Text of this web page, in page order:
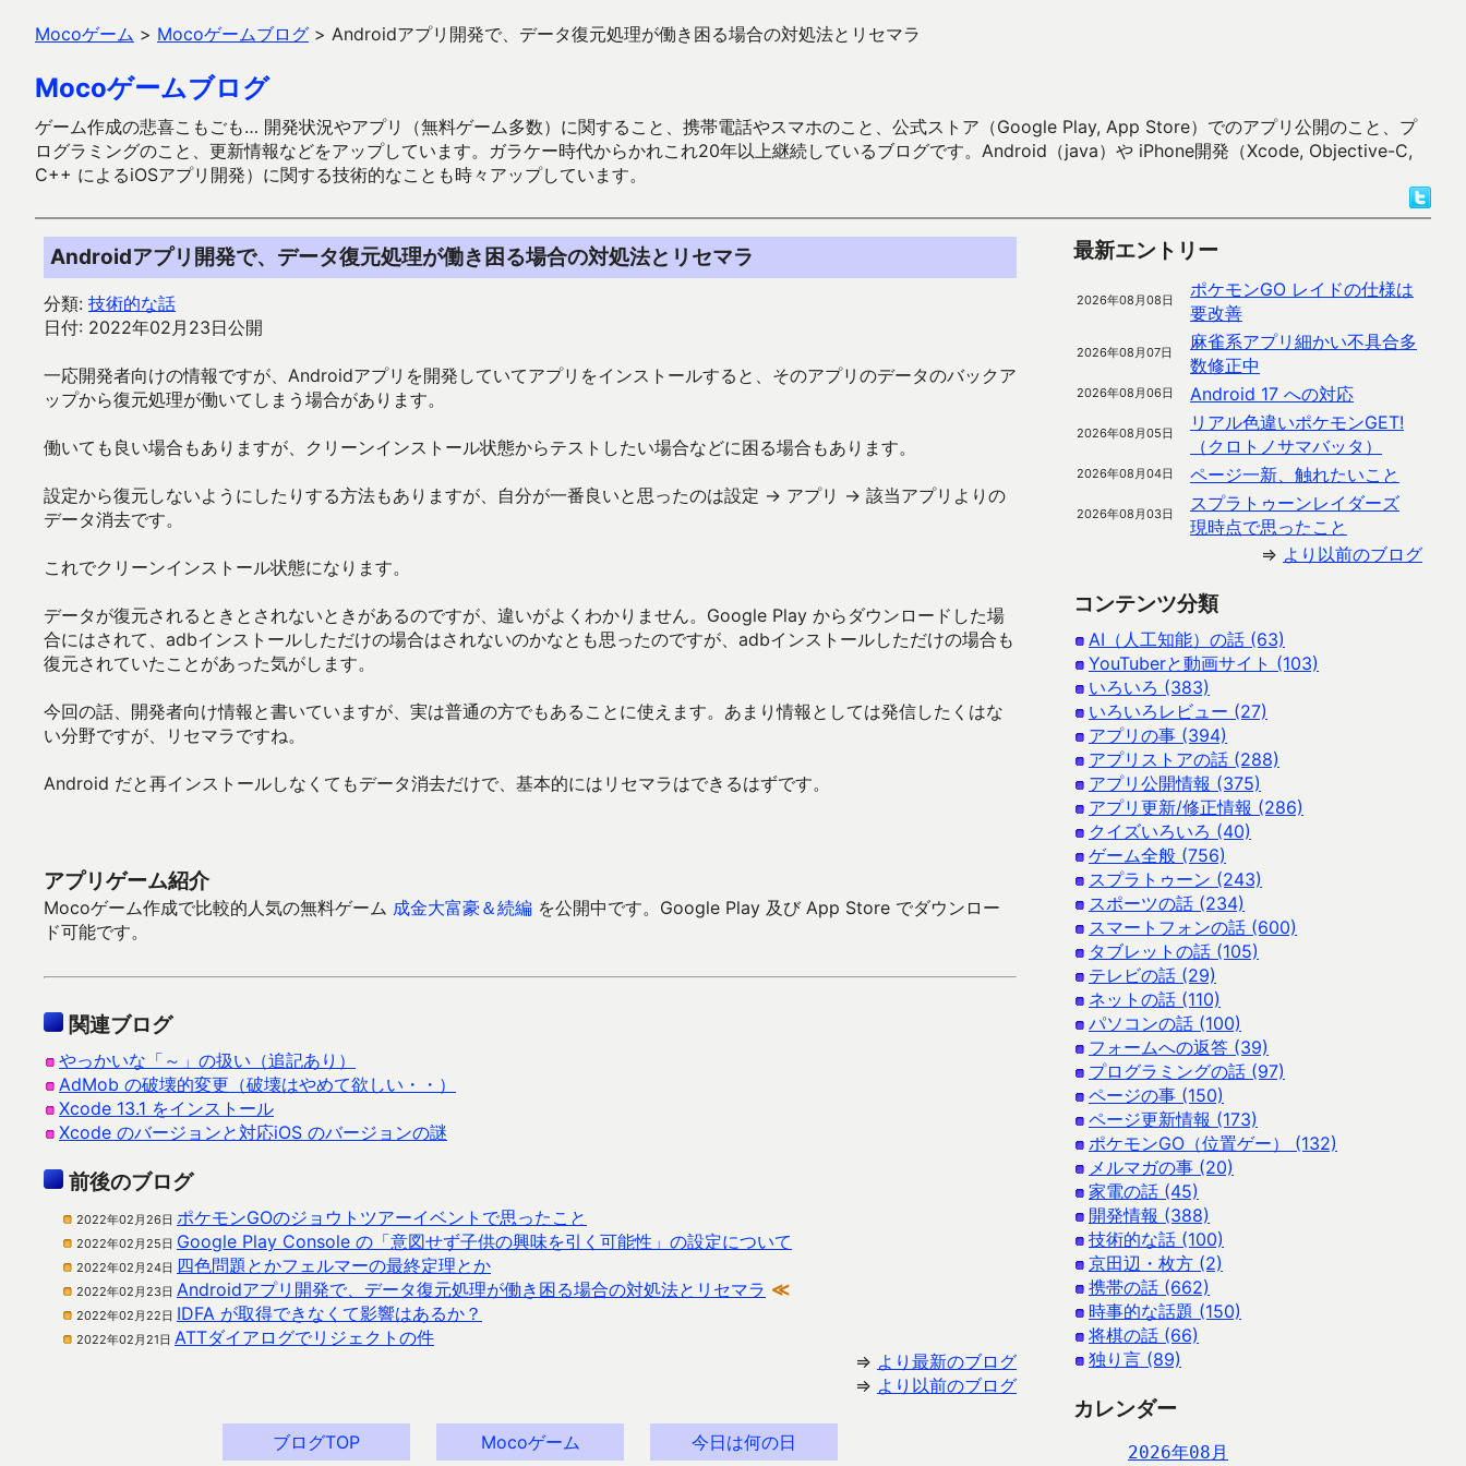
Mocoゲーム > Mocoゲームブログ > Androidアプリ開発で、データ復元処理が働き困る場合の対処法とリセマラ
Mocoゲームブログ
ゲーム作成の悲喜こもごも… 開発状況やアプリ（無料ゲーム多数）に関すること、携帯電話やスマホのこと、公式ストア（Google Play, App Store）でのアプリ公開のこと、プ
ログラミングのこと、更新情報などをアップしています。ガラケー時代からかれこれ20年以上継続しているブログです。Android（java）や iPhone開発（Xcode, Objective-C,
C++ によるiOSアプリ開発）に関する技術的なことも時々アップしています。
Androidアプリ開発で、データ復元処理が働き困る場合の対処法とリセマラ
分類: 技術的な話
日付: 2022年02月23日公開
一応開発者向けの情報ですが、Androidアプリを開発していてアプリをインストールすると、そのアプリのデータのバックア
ップから復元処理が働いてしまう場合があります。
働いても良い場合もありますが、クリーンインストール状態からテストしたい場合などに困る場合もあります。
設定から復元しないようにしたりする方法もありますが、自分が一番良いと思ったのは設定 → アプリ → 該当アプリよりの
データ消去です。
これでクリーンインストール状態になります。
データが復元されるときとされないときがあるのですが、違いがよくわかりません。Google Play からダウンロードした場
合にはされて、adbインストールしただけの場合はされないのかなとも思ったのですが、adbインストールしただけの場合も
復元されていたことがあった気がします。
今回の話、開発者向け情報と書いていますが、実は普通の方でもあることに使えます。あまり情報としては発信したくはな
い分野ですが、リセマラですね。
Android だと再インストールしなくてもデータ消去だけで、基本的にはリセマラはできるはずです。
アプリゲーム紹介
Mocoゲーム作成で比較的人気の無料ゲーム 成金大富豪＆続編 を公開中です。Google Play 及び App Store でダウンロー
ド可能です。
関連ブログ
やっかいな「～」の扱い（追記あり）
AdMob の破壊的変更（破壊はやめて欲しい・・）
Xcode 13.1 をインストール
Xcode のバージョンと対応iOS のバージョンの謎
前後のブログ
2022年02月26日 ポケモンGOのジョウトツアーイベントで思ったこと
2022年02月25日 Google Play Console の「意図せず子供の興味を引く可能性」の設定について
2022年02月24日 四色問題とかフェルマーの最終定理とか
2022年02月23日 Androidアプリ開発で、データ復元処理が働き困る場合の対処法とリセマラ ≪
2022年02月22日 IDFA が取得できなくて影響はあるか？
2022年02月21日 ATTダイアログでリジェクトの件
⇒ より最新のブログ
⇒ より以前のブログ
ブログTOP Mocoゲーム 今日は何の日
最新エントリー
2026年08月08日
ポケモンGO レイドの仕様は
要改善
2026年08月07日
麻雀系アプリ細かい不具合多
数修正中
2026年08月06日 Android 17 への対応
2026年08月05日
リアル色違いポケモンGET!
（クロトノサマバッタ）
2026年08月04日 ページ一新、触れたいこと
2026年08月03日
スプラトゥーンレイダーズ
現時点で思ったこと
⇒ より以前のブログ
コンテンツ分類
AI（人工知能）の話 (63)
YouTuberと動画サイト (103)
いろいろ (383)
いろいろレビュー (27)
アプリの事 (394)
アプリストアの話 (288)
アプリ公開情報 (375)
アプリ更新/修正情報 (286)
クイズいろいろ (40)
ゲーム全般 (756)
スプラトゥーン (243)
スポーツの話 (234)
スマートフォンの話 (600)
タブレットの話 (105)
テレビの話 (29)
ネットの話 (110)
パソコンの話 (100)
フォームへの返答 (39)
プログラミングの話 (97)
ページの事 (150)
ページ更新情報 (173)
ポケモンGO（位置ゲー） (132)
メルマガの事 (20)
家電の話 (45)
開発情報 (388)
技術的な話 (100)
京田辺・枚方 (2)
携帯の話 (662)
時事的な話題 (150)
将棋の話 (66)
独り言 (89)
カレンダー
2026年08月